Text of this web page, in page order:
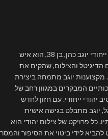
יוגב כהן – מומחה לפרסום דיגיטלי וצילום ייחודי יוגב כהן, בן 38, הוא איש
ניסיון בתחום הדיגיטל והצילום, שהקים את
מקצוענות יוגב מתמחה ביצירת
המבקרים במגוון רחב של
יהודי ייחודי. עם חזון לחדש
יוגב מתבלט בגישה אישית
כל פרויקט של צילום יהודי הוא
להביא לידי ביטוי את הסיפור והמסר